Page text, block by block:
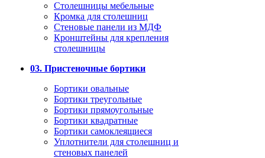
Столешницы мебельные
Кромка для столешниц
Стеновые панели из МДФ
Кронштейны для крепления
столешницы
03. Пристеночные бортики
Бортики овальные
Бортики треугольные
Бортики прямоугольные
Бортики квадратные
Бортики самоклеящиеся
Уплотнители для столешниц и
стеновых панелей